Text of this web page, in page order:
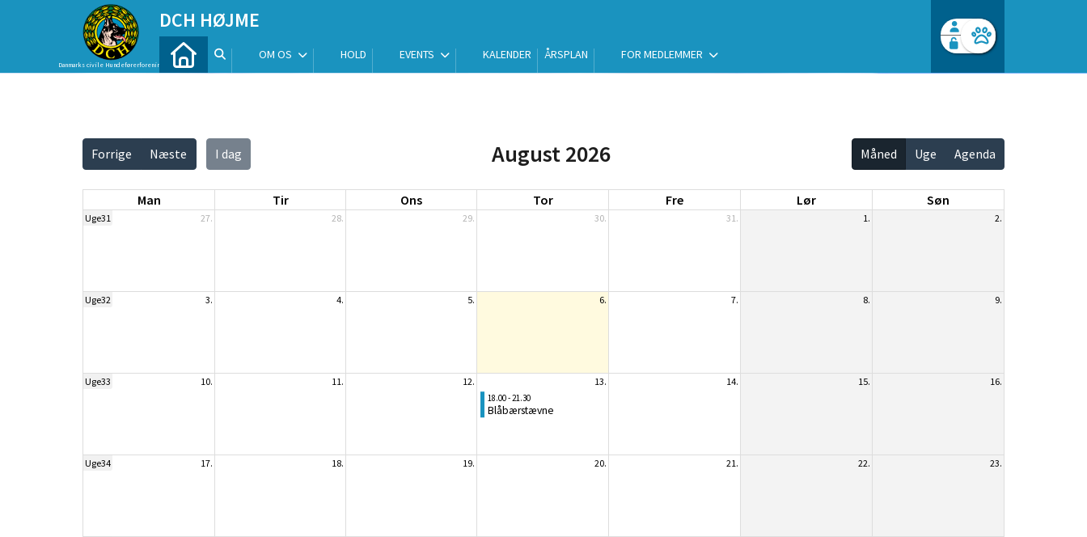
DCH HØJME
Danmarks civile Hundeførerforening
OM OS HOLD EVENTS KALENDER ÅRSPLAN FOR MEDLEMMER
Log ind
Forrige Næste I dag August 2026 Måned Uge Agenda
Man Tir Ons Tor Fre Lør Søn
Uge31 27. 28. 29. 30. 31. 1. 2.
Uge32 3. 4. 5. 6. 7. 8. 9.
Uge33 10. 11. 12. 13.
18.00 - 21.30
Blåbærstævne
14. 15. 16.
Uge34 17. 18. 19. 20. 21. 22. 23.